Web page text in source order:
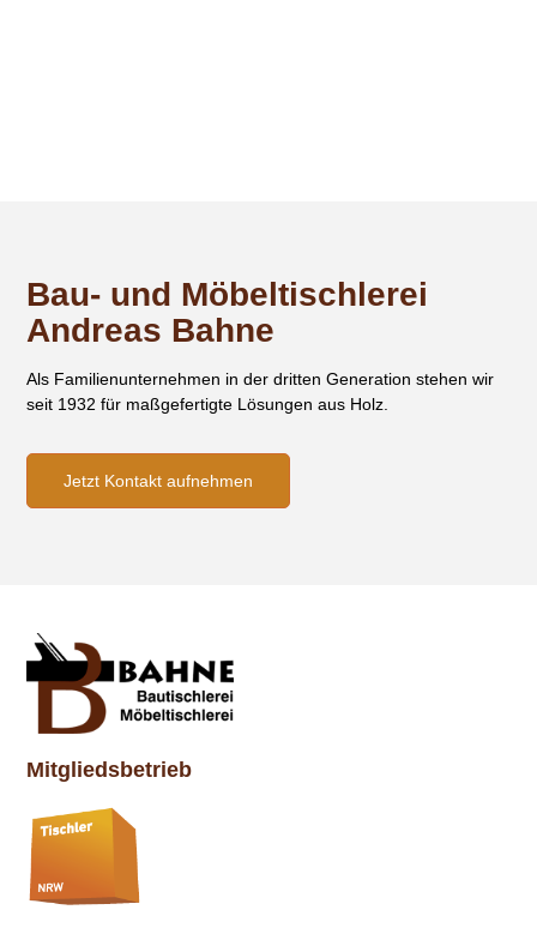
Bau- und Möbeltischlerei
Andreas Bahne
Als Familienunternehmen in der dritten Generation stehen wir
seit 1932 für maßgefertigte Lösungen aus Holz.
Jetzt Kontakt aufnehmen
Mitgliedsbetrieb